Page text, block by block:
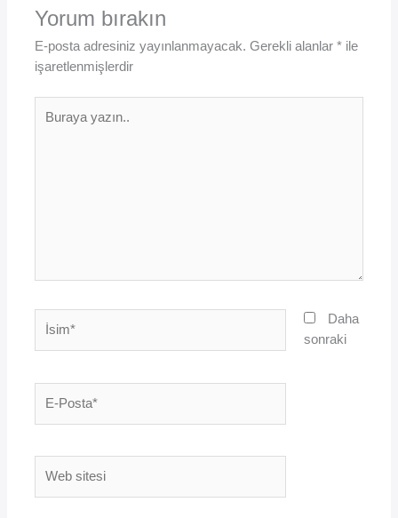
Yorum bırakın
E-posta adresiniz yayınlanmayacak. Gerekli alanlar* ile
işaretlenmişlerdir
yazın..
Posta*
sitesi
Daha
sonraki